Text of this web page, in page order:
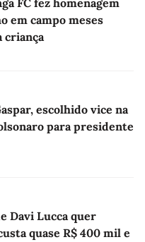
FC fez homenagem
em campo meses
criança
escolhido vice na
para presidente
Davi Lucca quer
quase R$ 400 mil e